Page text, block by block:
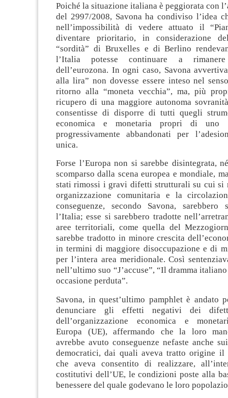
Poiché la situazione italiana è peggiorata con
del 2997/2008, Savona ha condiviso l’idea
nell’impossibilità di vedere attuato il
diventare prioritario, in considerazione
“sordità” di Bruxelles e di Berlino
l’Italia potesse continuare a
dell’eurozona. In ogni caso, Savona
alla lira” non dovesse essere inteso nel
ritorno alla “moneta vecchia”, ma, più
ricupero di una maggiore autonoma
consentisse di disporre di tutti quegli
economica e monetaria propri di uno
progressivamente abbandonati per
unica.
Forse l’Europa non si sarebbe disintegrata,
scomparso dalla scena europea e mondiale,
stati rimossi i gravi difetti strutturali su cui si
organizzazione comunitaria e la
conseguenze, secondo Savona,
l’Italia; esse si sarebbero tradotte
aree territoriali, come quella del
sarebbe tradotto in minore crescita
in termini di maggiore disoccupazione e di
per l’intera area meridionale. Così
nell’ultimo suo “J’accuse”, “Il dramma
occasione perduta”.
Savona, in quest’ultimo pamphlet è andato
denunciare gli effetti negativi dei
dell’organizzazione economica e
Europa (UE), affermando che la loro
avrebbe avuto conseguenze nefaste anche
democratici, dai quali aveva tratto origine il
che aveva consentito di realizzare,
costitutivi dell’UE, le condizioni poste alla
benessere del quale godevano le loro